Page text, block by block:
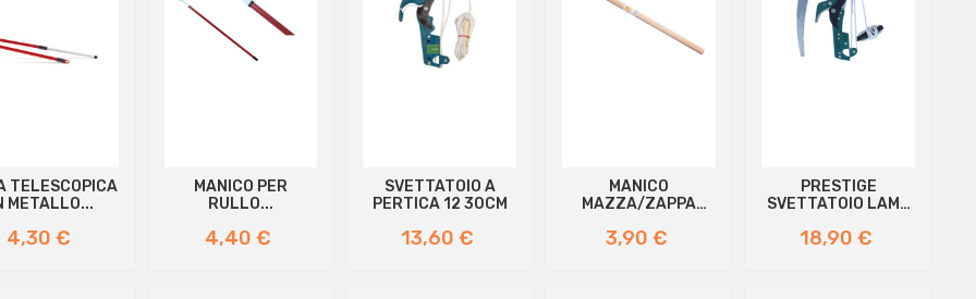
TELESCOPICA
METALLO...
Prezzo
4,30 €
MANICO PER
RULLO...
Prezzo
4,40 €
SVETTATOIO A
PERTICA 12 30CM
Prezzo
13,60 €
MANICO
MAZZA/ZAPPA
Prezzo
3,90 €
PRESTIGE
SVETTATOIO LAMA
Prezzo
18,90 €